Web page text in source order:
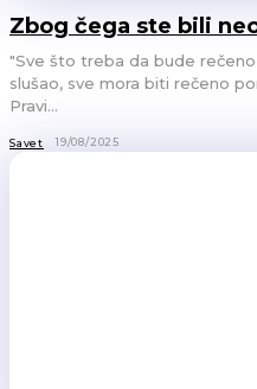
Zbog čega ste bili
"Sve što treba da bude
slušao, sve mora biti rečeno
Pravi...
Savet 19/08/2025